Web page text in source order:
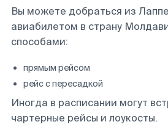
Вы можете добраться из
авиабилетом в страну
способами:
прямым рейсом
рейс с пересадкой
Иногда в расписании могут
чартерные рейсы и лоукосты.